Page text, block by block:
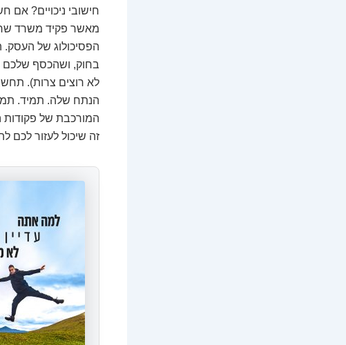
חישובי ניכויים?
מאשר פקיד משרד
הפסיכולוג של
בחוק, ושהכסף שלכם
לא רוצים צרות).
הנתח שלה. תמיד.
המורכבת של פקודות
זה שיכול לעזור לכם